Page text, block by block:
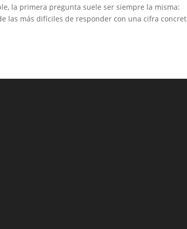
la primera pregunta suele ser siempre la misma:
las más difíciles de responder con una cifra